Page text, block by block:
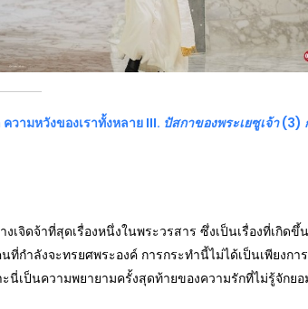
วามหวังของเราทั้งหลาย III. ปัสกาของพระเยซูเจ้า(3)
าที่สุดเรื่องหนึ่งในพระวรสาร ซึ่งเป็นเรื่องที่เกิดขึ้
กำลังจะทรยศพระองค์ การกระทำนี้ไม่ได้เป็นเพียงการ
นี่เป็นความพยายามครั้งสุดท้ายของความรักที่ไม่รู้จักย